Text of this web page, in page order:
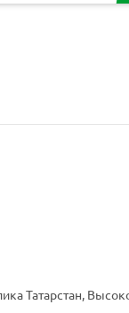
Татарстан,